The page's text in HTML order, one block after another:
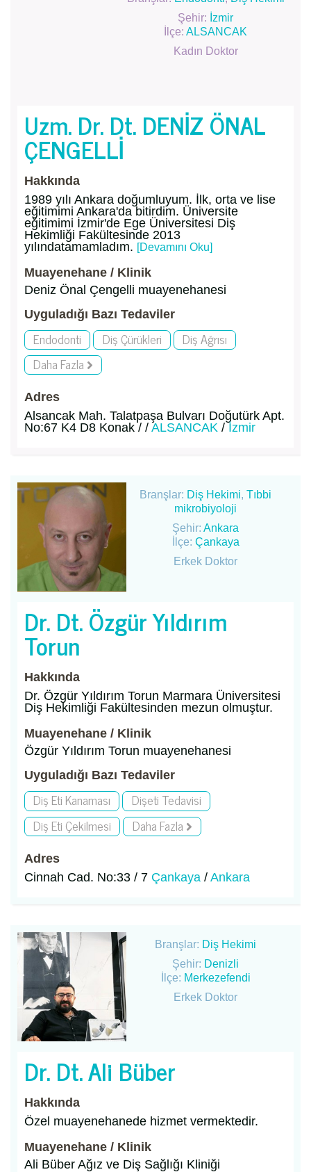
Şehir: İzmir
İlçe:ALSANCAK
Kadın Doktor
Uzm. Dr. Dt. DENİZ ÖNAL
ÇENGELLİ
Hakkında
1989 yılı Ankara doğumluyum. İlk, orta ve lise
eğitimimi Ankara'da bitirdim. Üniversite
eğitimimi İzmir'de Ege Üniversitesi Diş
Hekimliği Fakültesinde 2013
yılındatamamladım. [Devamını Oku]
Muayenehane / Klinik
Deniz Önal Çengelli muayenehanesi
Uyguladığı Bazı Tedaviler
Endodonti Diş Çürükleri
Diş Ağrısı
Daha Fazla
Adres
Alsancak Mah. Talatpaşa Bulvarı Doğutürk Apt.
No:67 K4 D8 Konak / / ALSANCAK / İzmir
Branşlar: Diş Hekimi,Tıbbi
mikrobiyoloji
Şehir:Ankara
İlçe: Çankaya
Erkek Doktor
Dr. Dt. Özgür Yıldırım
Torun
Hakkında
Dr. Özgür Yıldırım Torun Marmara Üniversitesi
Diş Hekimliği Fakültesinden mezun olmuştur.
Muayenehane / Klinik
Özgür Yıldırım Torun muayenehanesi
Uyguladığı Bazı Tedaviler
Diş Eti Kanaması
Dişeti Tedavisi
Diş Eti Çekilmesi
Daha Fazla
Adres
Cinnah Cad. No:33 / 7 Çankaya / Ankara
Branşlar: Diş Hekimi
Şehir: Denizli
İlçe: Merkezefendi
Erkek Doktor
Dr. Dt. Ali Büber
Hakkında
Özel muayenehanede hizmet vermektedir.
Muayenehane / Klinik
Ali Büber Ağız ve Diş Sağlığı Kliniği